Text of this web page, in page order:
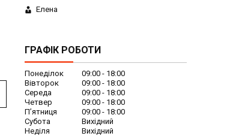
Елена
ГРАФІК РОБОТИ
Понеділок 09:00
18:00
Вівторок
09:00
18:00
Середа
09:00
18:00
Четвер
09:00
18:00
Пʼятниця
09:00
18:00
Субота
Вихідний
Неділя
Вихідний